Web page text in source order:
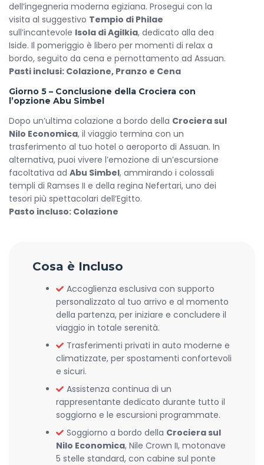
dell’ingegneria moderna egiziana. Prosegui con la
visita al suggestivo Tempio di Philae
sull’incantevole Isola di Agilkia, dedicato alla dea
Iside. Il pomeriggio è libero per momenti di relax a
bordo, seguito da cena e pernottamento ad Assuan.
Pasti inclusi: Colazione, Pranzo e Cena
Giorno 5 – Conclusione della Crociera con
l’opzione Abu Simbel
Dopo un’ultima colazione a bordo della Crociera sul
Nilo Economica, il viaggio termina con un
trasferimento al tuo hotel o aeroporto di Assuan. In
alternativa, puoi vivere l’emozione di un’escursione
facoltativa ad Abu Simbel, ammirando i colossali
templi di Ramses II e della regina Nefertari, uno dei
tesori più spettacolari dell’Egitto.
Pasto incluso: Colazione
Cosa è Incluso
Accoglienza esclusiva con supporto
personalizzato al tuo arrivo e al momento
della partenza, per iniziare e concludere il
viaggio in totale serenità.
Trasferimenti privati in auto moderne e
climatizzate, per spostamenti confortevoli
e sicuri.
Assistenza continua di un
rappresentante dedicato durante tutto il
soggiorno e le escursioni programmate.
Soggiorno a bordo della Crociera sul
Nilo Economica, Nile Crown II, motonave
5 stelle standard, con cabine sul ponte